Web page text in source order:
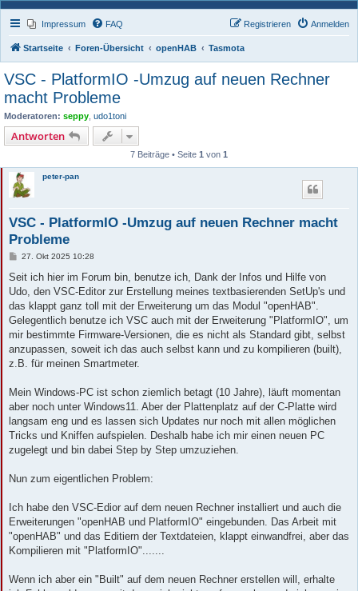
Impressum FAQ Anmelden
Registrieren
Startseite Foren-Übersicht openHAB Tasmota
VSC - PlatformIO -Umzug auf neuen Rechner
macht Probleme
Moderatoren: seppy udo1toni
Antworten
7 Beiträge • Seite 1 von 1
peter-pan
VSC - PlatformIO -Umzug auf neuen Rechner macht
Probleme
B
i
r
a
27. Okt 2025 10:28
Seit ich hier im Forum bin, benutze ich, Dank der Infos und Hilfe von
Udo, den VSC-Editor zur Erstellung meines textbasierenden SetUp's und
das klappt ganz toll mit der Erweiterung um das Modul "openHAB".
Gelegentlich benutze ich VSC auch mit der Erweiterung "PlatformIO", um
mir bestimmte Firmware-Versionen, die es nicht als Standard gibt, selbst
anzupassen, soweit ich das auch selbst kann und zu kompilieren (built),
z.B. für meinen Smartmeter.
Mein Windows-PC ist schon ziemlich betagt (10 Jahre), läuft momentan
aber noch unter Windows11. Aber der Plattenplatz auf der C-Platte wird
langsam eng und es lassen sich Updates nur noch mit allen möglichen
Tricks und Kniffen aufspielen. Deshalb habe ich mir einen neuen PC
zugelegt und bin dabei Step by Step umzuziehen.
Nun zum eigentlichen Problem:
Ich habe den VSC-Edior auf dem neuen Rechner installiert und auch die
Erweiterungen "openHAB und PlatformIO" eingebunden. Das Arbeit mit
"openHAB" und das Editiern der Textdateien, klappt einwandfrei, aber das
Kompilieren mit "PlatformIO".......
Wenn ich aber ein "Built" auf dem neuen Rechner erstellen will, erhalte